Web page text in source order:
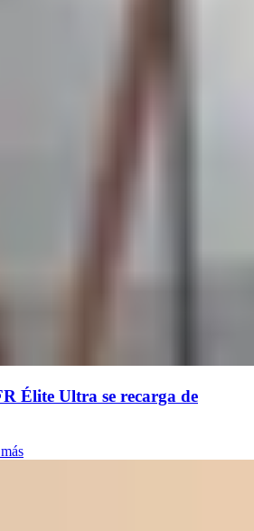
Élite Ultra se recarga de